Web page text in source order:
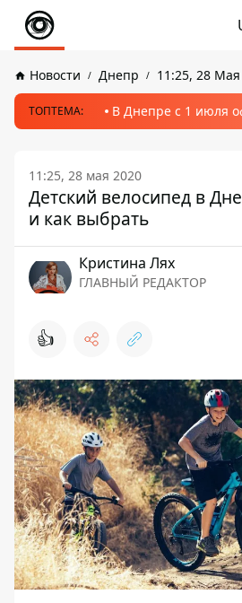
Новости Днепр 11:25, 28
ТОПТЕМА: В Днепре с 1 июля
11:25, 28 мая 2020
Детский велосипед в
и как выбрать
Кристина Лях
ГЛАВНЫЙ РЕДАКТОР
👍